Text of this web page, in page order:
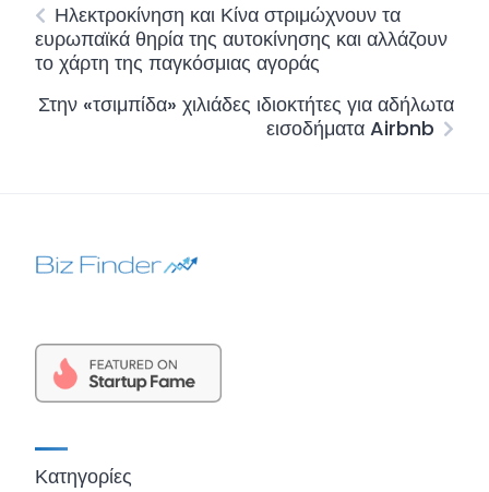
Ηλεκτροκίνηση και Κίνα στριμώχνουν τα
ευρωπαϊκά θηρία της αυτοκίνησης και αλλάζουν
το χάρτη της παγκόσμιας αγοράς
Στην «τσιμπίδα» χιλιάδες ιδιοκτήτες για αδήλωτα
εισοδήματα Airbnb
Κατηγορίες